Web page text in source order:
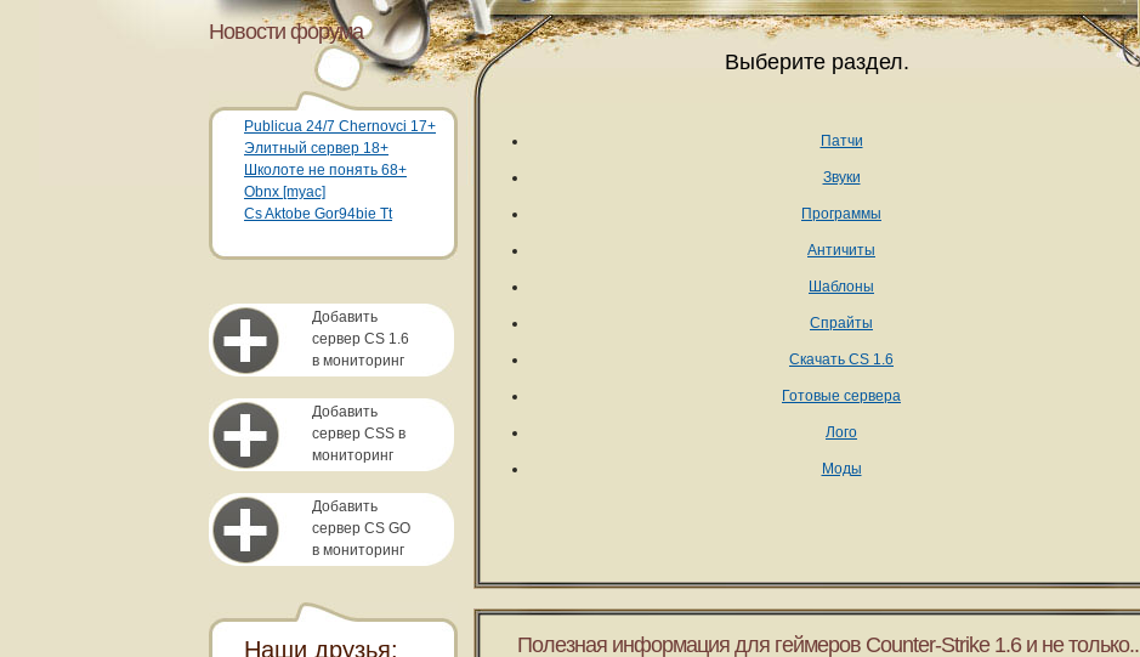
Новости форума
Publicua 24/7 Chernovci 17+
Элитный сервер 18+
Школоте не понять 68+
Obnx [myac]
Cs Aktobe Gor94bie Tt
Добавить
сервер CS 1.6
в мониторинг
Добавить
сервер CSS в
мониторинг
Добавить
сервер CS GO
в мониторинг
Выберите раздел.
Патчи
Звуки
Программы
Античиты
Шаблоны
Спрайты
Скачать CS 1.6
Готовые сервера
Лого
Моды
Полезная информация для геймеров Counter-Strike 1.6 и не только..
Наши друзья: